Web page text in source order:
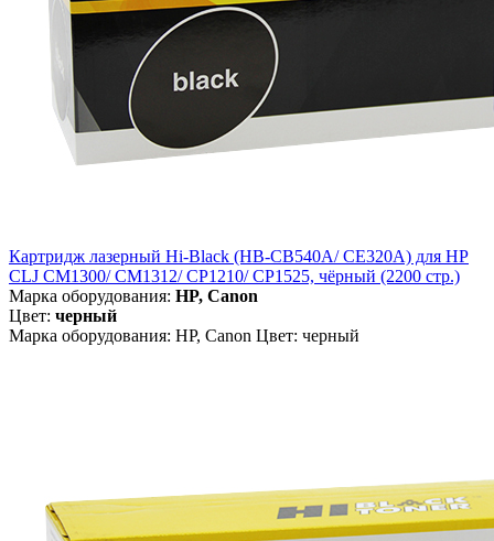
Картридж лазерный Hi-Black (HB-CB540A/ CE320A) для HP
CLJ CM1300/ CM1312/ CP1210/ CP1525, чёрный (2200 стр.)
Марка оборудования: HP, Canon
Цвет: черный
Марка оборудования: HP, Canon Цвет: черный